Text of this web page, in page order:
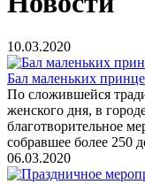
10.03.2020
Бал маленьких
По сложившейся
женского дня, в
благотворительное
собравшее более 250
06.03.2020